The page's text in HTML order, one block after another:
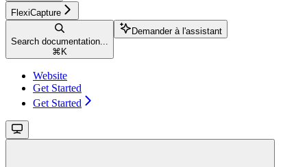
FlexiCapture
Search documentation...
⌘ K
Demander à l'assistant
Website
Get Started
Get Started